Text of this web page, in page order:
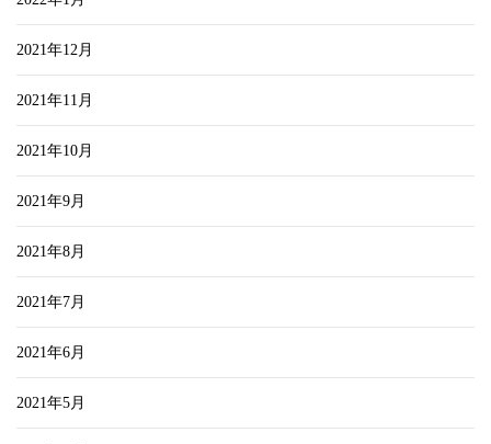
2021年12月
2021年11月
2021年10月
2021年9月
2021年8月
2021年7月
2021年6月
2021年5月